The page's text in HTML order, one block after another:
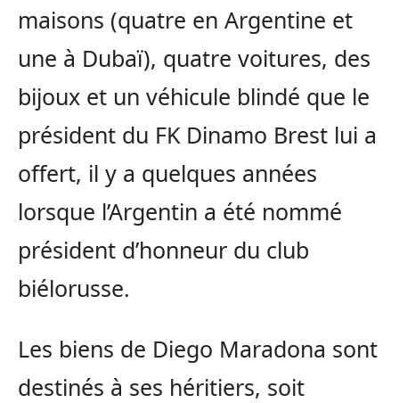
maisons (quatre en Argentine et
une à Dubaï), quatre voitures, des
bijoux et un véhicule blindé que le
président du FK Dinamo Brest lui a
offert, il y a quelques années
lorsque l’Argentin a été nommé
président d’honneur du club
biélorusse.
Les biens de Diego Maradona sont
destinés à ses héritiers, soit